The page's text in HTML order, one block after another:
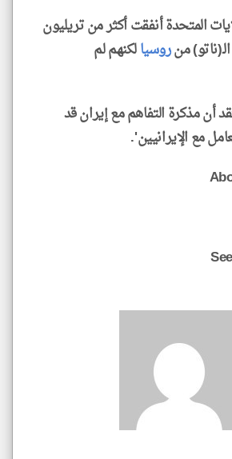
المتحدة أنفقت أكثر من تريليون
منروسيالكنهم لم
أن مذكرة التفاهم مع إيران قد
مع الإيرانيين'.